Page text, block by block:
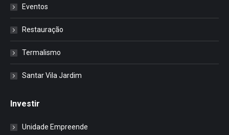
Eventos
Restauração
Termalismo
Santar Vila Jardim
Investir
Unidade Empreende